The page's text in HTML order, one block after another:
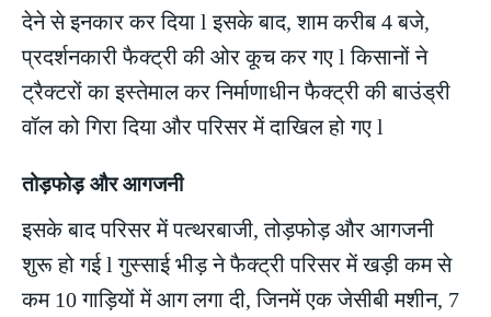
देने से इनकार कर दिया l इसके बाद, शाम करीब 4 बजे,
प्रदर्शनकारी फैक्ट्री की ओर कूच कर गए l किसानों ने
ट्रैक्टरों का इस्तेमाल कर निर्माणाधीन फैक्ट्री की बाउंड्री
वॉल को गिरा दिया और परिसर में दाखिल हो गए l
तोड़फोड़ और आगजनी
इसके बाद परिसर में पत्थरबाजी, तोड़फोड़ और आगजनी
शुरू हो गई l गुस्साई भीड़ ने फैक्ट्री परिसर में खड़ी कम से
कम 10 गाड़ियों में आग लगा दी, जिनमें एक जेसीबी मशीन, 7